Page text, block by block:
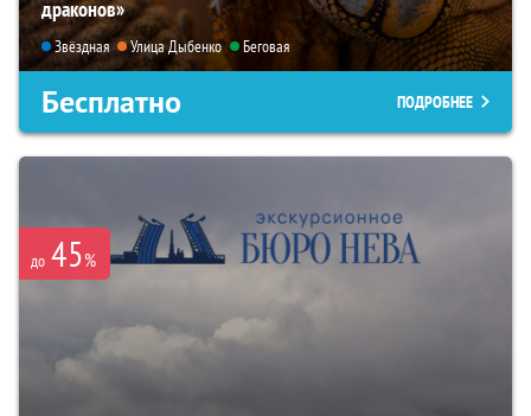
драконов»
Звёздная Улица Дыбенко Беговая
Бесплатно ПОДРОБНЕЕ
до 45%